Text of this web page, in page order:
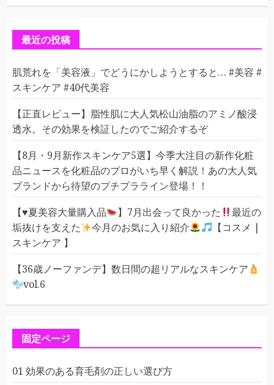
ゴ
最近の投稿
肌荒れを「美容液」でどうにかしようとすると… #美容 #
スキンケア #40代美容
【正直レビュー】脂性肌に大人気松山油脂のアミノ酸浸
透水。その効果を検証したのでご紹介するぞ
【8月・9月新作スキンケア5選】今季大注目の新作化粧
品ニュースを化粧品のプロがいち早く解説！あの大人気
ブランドから待望のプチプラライン登場！！
【♥️夏美容大量購入品 】7月出会って良かった
最近の
垢抜けを支えた
今月のお気に入り紹介
【コスメ |
スキンケア 】
【36歳ノーファンデ】数日間の超リアルなスキンケア
vol.6
固定ページ
01 効果のある育毛剤の正しい選び方